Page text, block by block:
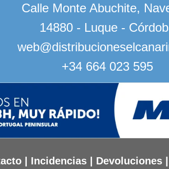
Calle Monte Abuchite,
14880 - Luque -
+34 664 023 595
Incidencias Devoluciones